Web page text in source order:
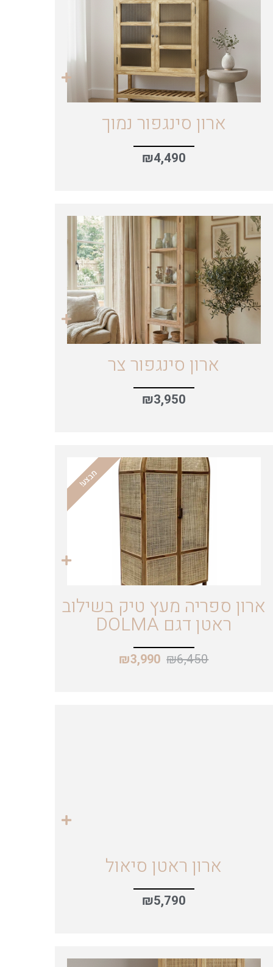
ארון סינגפור נמוך
₪4,490
ארון סינגפור צר
₪3,950
מבצע!
ארון ספריה מעץ טיק בשילוב
ראטן דגם DOLMA
₪6,450
₪3,990
ארון ראטן סיאול
₪5,790